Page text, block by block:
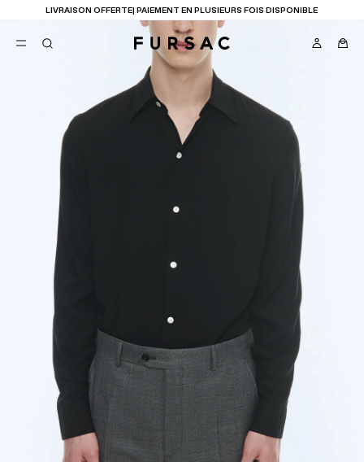
LIVRAISON OFFERTE| PAIEMENT EN PLUSIEURS FOIS DISPONIBLE
FAVORIS
COSTUMES
PANTALONS
BLOUSONS
MEILLEURES VENTES
NOUVELLE COLLECTION
LAST CHANCE